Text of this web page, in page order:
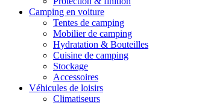
Camping en voiture
Tentes de camping
Mobilier de camping
Hydratation & Bouteilles
Cuisine de camping
Stockage
Accessoires
Véhicules de loisirs
Climatiseurs